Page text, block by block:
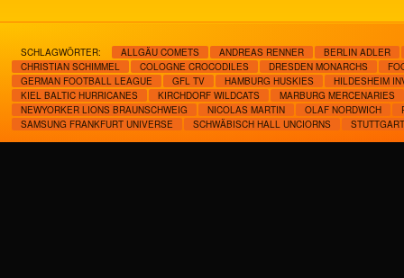
SCHLAGWÖRTER: ALLGÄU COMETS ANDREAS RENNER
BERLIN ADLER
CHRISTIAN SCHIMMEL
COLOGNE CROCODILES DRESDEN MONARCHS
GERMAN FOOTBALL LEAGUE
GFL TV HAMBURG HUSKIES
HILDESHEIM
KIEL BALTIC HURRICANES
KIRCHDORF WILDCATS
MARBURG MERCENARIES
NEWYORKER LIONS BRAUNSCHWEIG
NICOLAS MARTIN OLAF NORDWICH
SAMSUNG FRANKFURT UNIVERSE
SCHWÄBISCH HALL UNCIORNS